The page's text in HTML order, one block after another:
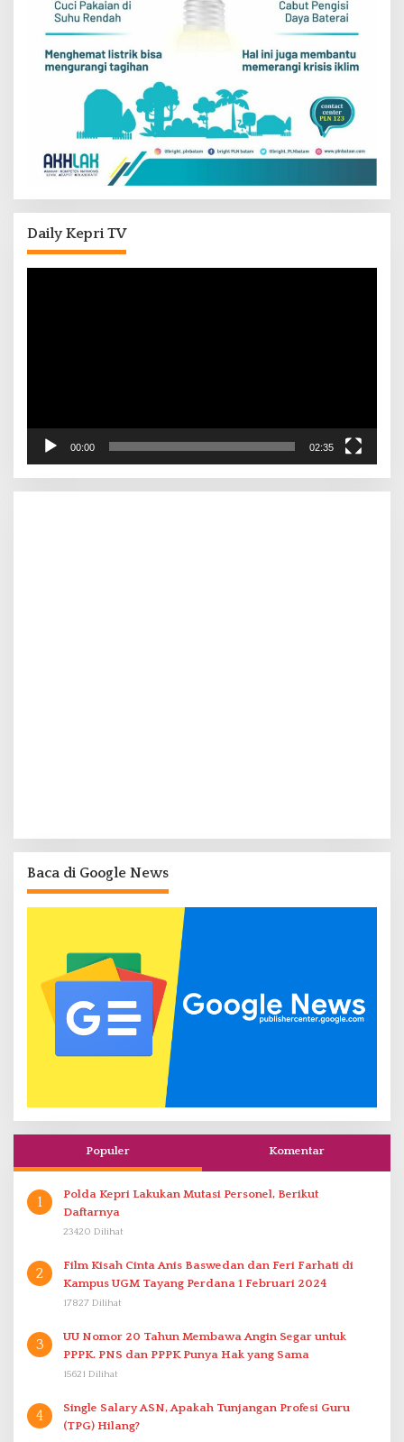
Daily Kepri TV
00:00 02:35
Baca di Google News
Populer Komentar
1
Polda Kepri Lakukan Mutasi Personel, Berikut
Daftarnya
23420 Dilihat
2
Film Kisah Cinta Anis Baswedan dan Feri Farhati di
Kampus UGM Tayang Perdana 1 Februari 2024
17827 Dilihat
3
UU Nomor 20 Tahun Membawa Angin Segar untuk
PPPK. PNS dan PPPK Punya Hak yang Sama
15621 Dilihat
4
Single Salary ASN, Apakah Tunjangan Profesi Guru
(TPG) Hilang?